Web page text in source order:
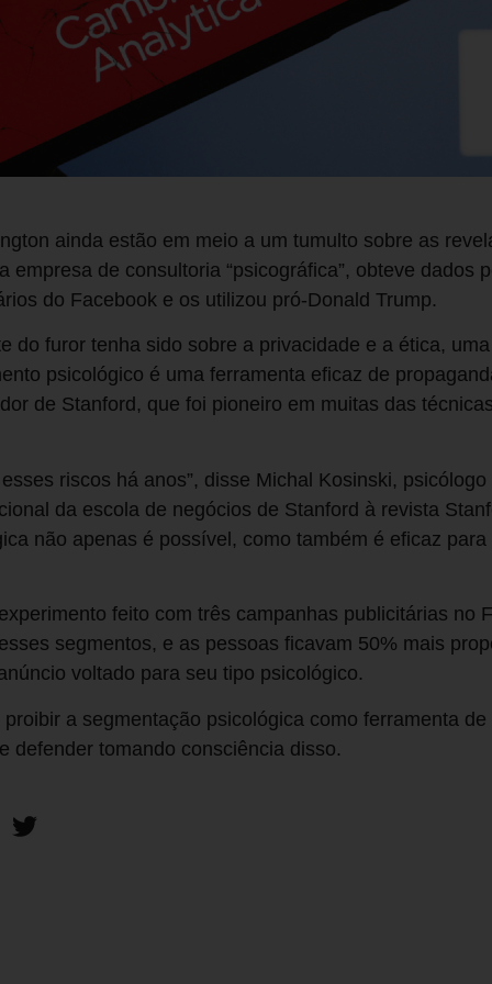
ainda estão em meio a um tumulto sobre as
empresa de consultoria “psicográfica”, obteve dados
do Facebook e os utilizou pró-Donald Trump.
do furor tenha sido sobre a privacidade e a ética,
psicológico é uma ferramenta eficaz de
de Stanford, que foi pioneiro em muitas das
riscos há anos”, disse Michal Kosinski,
da escola de negócios de Stanford à revista
não apenas é possível, como também é eficaz
feito com três campanhas publicitárias no
segmentos, e as pessoas ficavam 50% mais
voltado para seu tipo psicológico.
a segmentação psicológica como ferramenta
defender tomando consciência disso.